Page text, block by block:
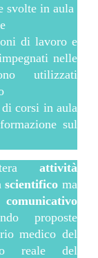
svolte in aula
di lavoro e
nelle
utilizzati
di corsi in aula
sul
attività
scientifico ma
proposte
medico del
reale del